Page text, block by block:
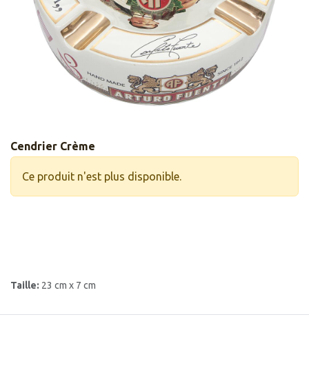
Cendrier Crème
Ce produit n'est plus disponible.
Taille: 23 cm x 7 cm